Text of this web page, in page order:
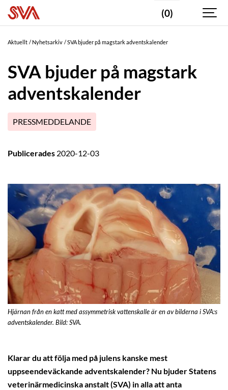
(0)
Aktuellt Nyhetsarkiv SVA bjuder på magstark adventskalender
SVA bjuder på magstark
adventskalender
PRESSMEDDELANDE
Publicerades 2020-12-03
Hjärnan från en katt med assymmetrisk vattenskalle är en av bilderna i SVA:s
adventskalender. Bild: SVA.
Klarar du att följa med på julens kanske mest
uppseendeväckande adventskalender? Nu bjuder Statens
veterinärmedicinska anstalt (SVA) in alla att anta